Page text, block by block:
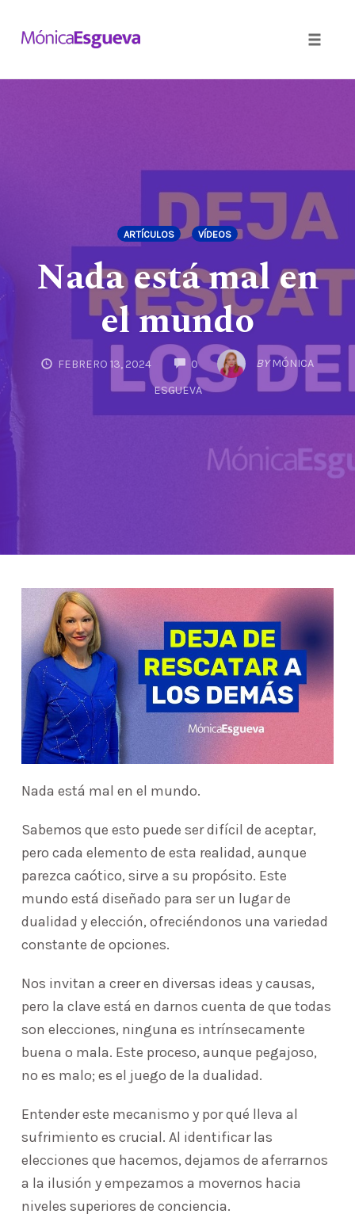
ARTÍCULOS VÍDEOS
Nada está mal en
el mundo
FEBRERO 13, 2024 0COMMENTSBY MÓNICA
ESGUEVA
Nada está mal en el mundo.
Sabemos que esto puede ser difícil de aceptar,
pero cada elemento de esta realidad, aunque
parezca caótico, sirve a su propósito. Este
mundo está diseñado para ser un lugar de
dualidad y elección, ofreciéndonos una variedad
constante de opciones.
Nos invitan a creer en diversas ideas y causas,
pero la clave está en darnos cuenta de que todas
son elecciones, ninguna es intrínsecamente
buena o mala. Este proceso, aunque pegajoso,
no es malo; es el juego de la dualidad.
Entender este mecanismo y por qué lleva al
sufrimiento es crucial. Al identificar las
elecciones que hacemos, dejamos de aferrarnos
a la ilusión y empezamos a movernos hacia
niveles superiores de conciencia.